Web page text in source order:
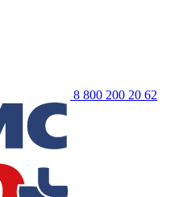
8 800 200 20 62